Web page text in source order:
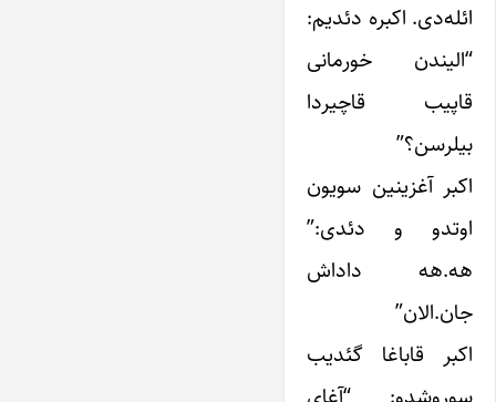
ائله‌دی. اکبره دئدیم:
“الیندن خورمانی
قاپیب قاچیردا
بیلرسن؟”
اکبر آغزینین سویون
اوتدو و دئدی:”
هه.هه داداش
جان.الان”
اکبر قاباغا گئدیب